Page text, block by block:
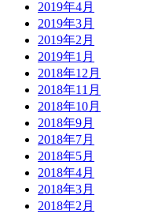
2019年4月
2019年3月
2019年2月
2019年1月
2018年12月
2018年11月
2018年10月
2018年9月
2018年7月
2018年5月
2018年4月
2018年3月
2018年2月